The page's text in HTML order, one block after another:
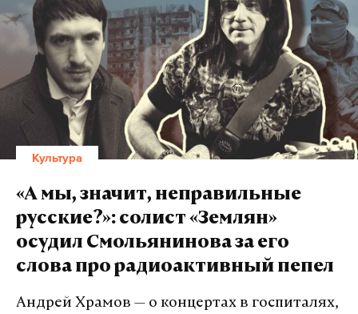
Село Ломоносово (ранее — деревни Денисовка и
Мишанинская) расположено примерно в трех
километрах от Холмогор. Именно отсюда 19-
летний Михайло и отправился пешком в Москву.
Первые два дня ему пришлось идти в одиночку. А
затем он нагнал рыбный обоз и его путь стал чуть-
чуть легче.
Подпишитесь на Daily Storm вMAX. Он
работает там, где тормозит интернет.
А еще мы есть вTelegram,ДзениVK
Культура
«А мы, значит, неправильные
русские?»: солист «Землян»
осудил Смольянинова за его
слова про радиоактивный пепел
Андрей Храмов — о концертах в госпиталях,